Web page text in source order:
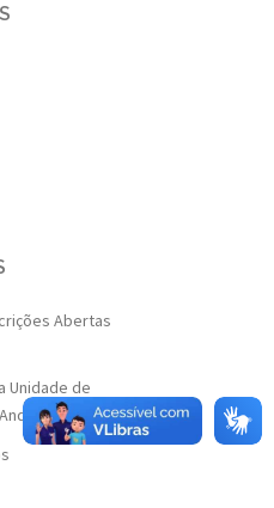
Abertas
Unidade de